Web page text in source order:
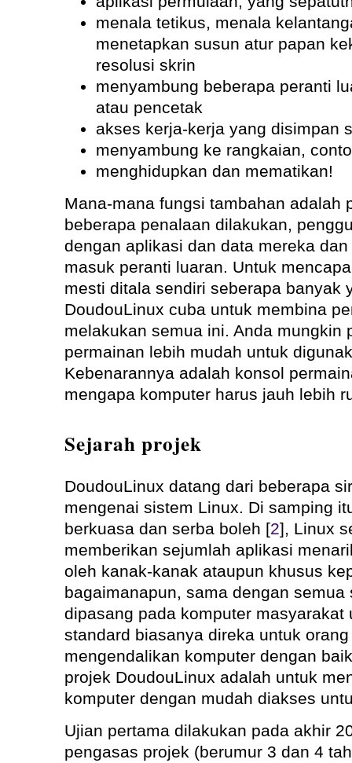
menala tetikus, menala
menetapkan susun atur papan
resolusi skrin
menyambung beberapa peranti
atau pencetak
akses kerja-kerja yang disimpan
menyambung ke rangkaian,
menghidupkan dan mematikan!
Mana-mana fungsi tambahan adalah
beberapa penalaan dilakukan,
dengan aplikasi dan data mereka
masuk peranti luaran. Untuk
mesti ditala sendiri seberapa banyak
DoudouLinux cuba untuk membina
melakukan semua ini. Anda mungkin
permainan lebih mudah untuk
Kebenarannya adalah konsol
mengapa komputer harus jauh lebih
Sejarah projek
DoudouLinux datang dari beberapa
mengenai sistem Linux. Di samping
berkuasa dan serba boleh [2], Linux
memberikan sejumlah aplikasi
oleh kanak-kanak ataupun khusus
bagaimanapun, sama dengan semua
dipasang pada komputer masyarakat
standard biasanya direka untuk
mengendalikan komputer dengan
projek DoudouLinux adalah untuk
komputer dengan mudah diakses
Ujian pertama dilakukan pada akhir
pengasas projek (berumur 3 dan 4